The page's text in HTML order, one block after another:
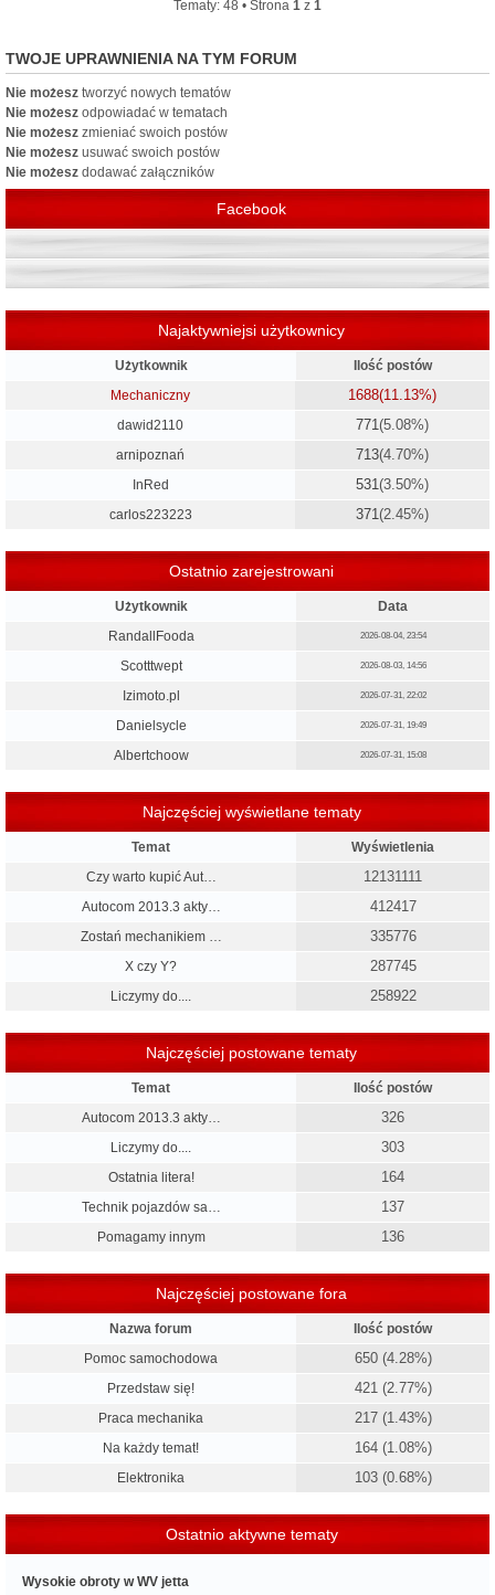
Tematy: 48 • Strona 1 z 1
TWOJE UPRAWNIENIA NA TYM FORUM
Nie możesz tworzyć nowych tematów
Nie możesz odpowiadać w tematach
Nie możesz zmieniać swoich postów
Nie możesz usuwać swoich postów
Nie możesz dodawać załączników
Facebook
Najaktywniejsi użytkownicy
Użytkownik
Ilość postów
Mechaniczny
1688(11.13%)
dawid2110 771(5.08%)
arnipoznań 713(4.70%)
InRed 531(3.50%)
carlos223223 371(2.45%)
Ostatnio zarejestrowani
Użytkownik
Data
RandallFooda
2026-08-04, 23:54
Scotttwept 2026-08-03, 14:56
Izimoto.pl 2026-07-31, 22:02
Danielsycle 2026-07-31, 19:49
Albertchoow 2026-07-31, 15:08
Najczęściej wyświetlane tematy
Temat
Wyświetlenia
Czy warto kupić Aut…
12131111
Autocom 2013.3 akty… 412417
Zostań mechanikiem … 335776
X czy Y? 287745
Liczymy do.... 258922
Najczęściej postowane tematy
Temat
Ilość postów
Autocom 2013.3 akty…
326
Liczymy do.... 303
Ostatnia litera! 164
Technik pojazdów sa… 137
Pomagamy innym 136
Najczęściej postowane fora
Nazwa forum
Ilość postów
Pomoc samochodowa
650 (4.28%)
Przedstaw się! 421 (2.77%)
Praca mechanika 217 (1.43%)
Na każdy temat! 164 (1.08%)
Elektronika 103 (0.68%)
Ostatnio aktywne tematy
Wysokie obroty w WV jetta